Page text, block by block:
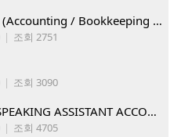
Young Ocean, Inc. 직원 모집 (Accounting / Bookkeeping 분야)
| 조회 2751
| 조회 3090
HIRING KOREAN/ENGLISH SPEAKING ASSISTANT ACCOUNT MANAGER
| 조회 4705